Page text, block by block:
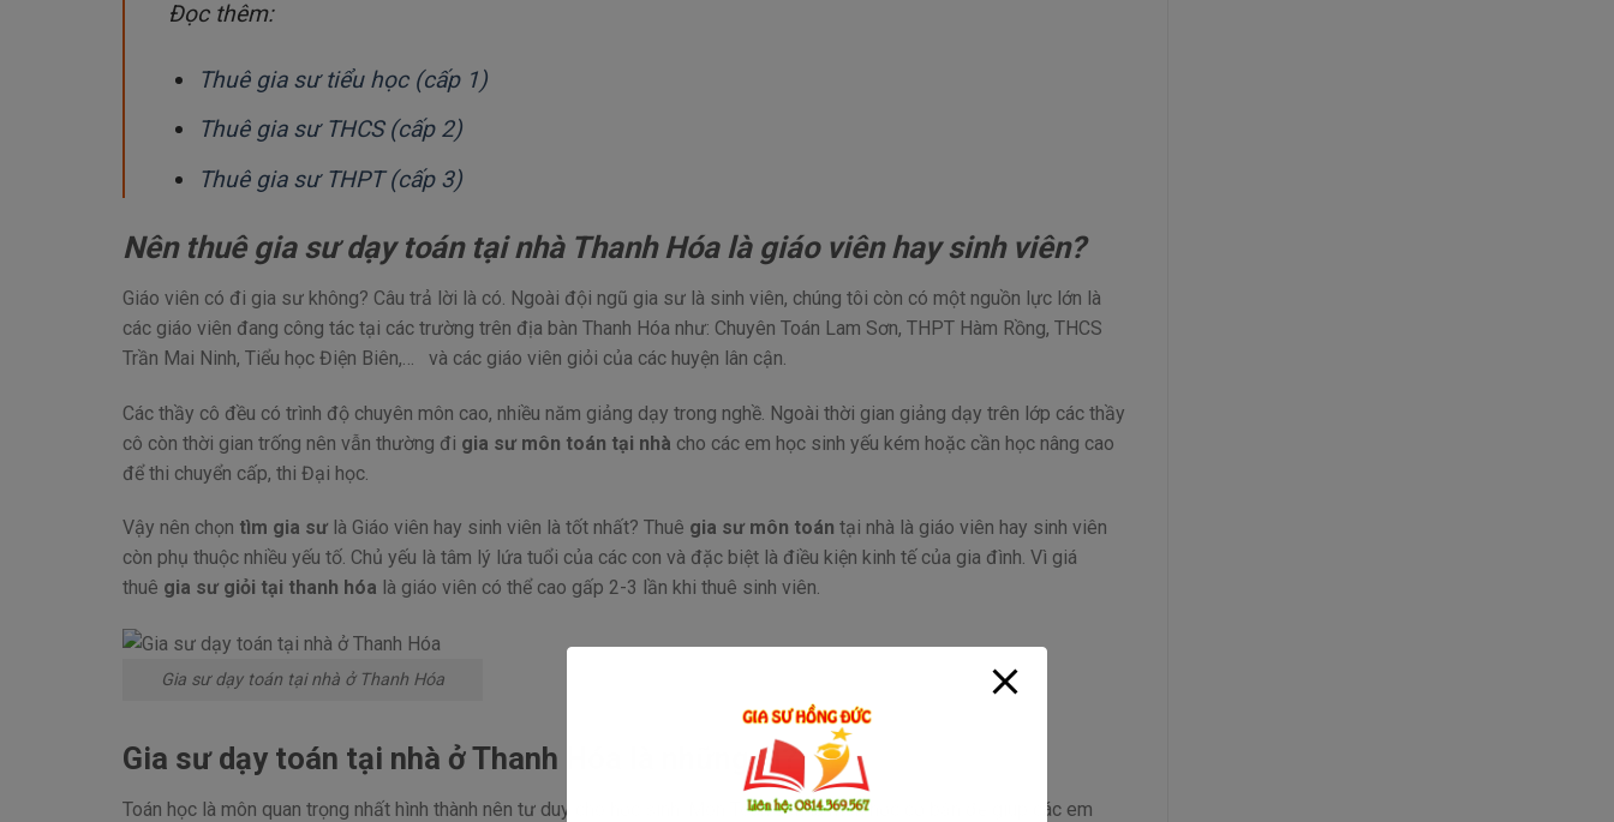
Đọc thêm:
Thuê gia sư tiểu học (cấp 1)
Thuê gia sư THCS (cấp 2)
Thuê gia sư THPT (cấp 3)
Nên thuê gia sư dạy toán tại nhà Thanh Hóa là giáo viên hay sinh viên?
Giáo viên có đi gia sư không? Câu trả lời là có. Ngoài đội ngũ gia sư là sinh viên, chúng tôi còn có một nguồn lực lớn là
các giáo viên đang công tác tại các trường trên địa bàn Thanh Hóa như: Chuyên Toán Lam Sơn, THPT Hàm Rồng, THCS
Trần Mai Ninh, Tiểu học Điện Biên,… và các giáo viên giỏi của các huyện lân cận.
Các thầy cô đều có trình độ chuyên môn cao, nhiều năm giảng dạy trong nghề. Ngoài thời gian giảng dạy trên lớp các thầy
cô còn thời gian trống nên vẫn thường đi gia sư môn toán tại nhà cho các em học sinh yếu kém hoặc cần học nâng cao
để thi chuyển cấp, thi Đại học.
Vậy nên chọn tìm gia sưlà Giáo viên hay sinh viên là tốt nhất? Thuê gia sư môn toán tại nhà là giáo viên hay sinh viên
còn phụ thuộc nhiều yếu tố. Chủ yếu là tâm lý lứa tuổi của các con và đặc biệt là điều kiện kinh tế của gia đình. Vì giá
thuê gia sư giỏi tại thanh hóa là giáo viên có thể cao gấp 2-3 lần khi thuê sinh viên.
Gia sư dạy toán tại nhà ở Thanh Hóa
Gia sư dạy toán tại nhà ở Thanh Hóa là những ai?
Toán học là môn quan trọng nhất hình thành nên tư duy cho học sinh. Môn Toán còn là môn học cơ bản để giúp các em